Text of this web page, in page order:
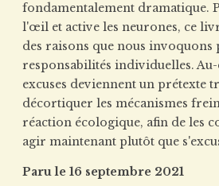
fondamentalement dramatique.
l'œil et active les neurones, ce
des raisons que nous invoquons
responsabilités individuelles. Au-
excuses deviennent un prétexte
décortiquer les mécanismes
réaction écologique, afin de les
agir maintenant plutôt que
Paru le 16 septembre 2021